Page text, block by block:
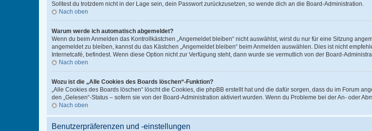
Solltest du trotzdem nicht in der Lage sein, dein Passwort zurückzusetzen, so wende dich an die Board-Administration.
Nach oben
Warum werde ich automatisch abgemeldet?
Wenn du beim Anmelden das Kontrollkästchen „Angemeldet bleiben“ nicht auswählst, wirst du nur für eine Sitzung
angemeldet zu bleiben, kannst du das Kästchen „Angemeldet bleiben“ beim Anmelden auswählen. Dies ist nicht
Internetcafé, befindest. Wenn diese Option nicht zur Verfügung steht, dann wurde sie vermutlich von der Board-
Nach oben
Wozu ist die „Alle Cookies des Boards löschen“-Funktion?
„Alle Cookies des Boards löschen“ löscht die Cookies, die phpBB erstellt hat und die dafür sorgen, dass du im Forum
den „Gelesen“-Status – sofern sie von der Board-Administration aktiviert wurden. Wenn du Probleme bei der An- oder
Nach oben
Benutzerpräferenzen und -einstellungen